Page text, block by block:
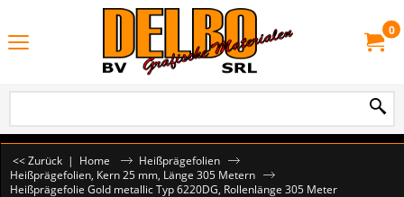
0
<< Zurück | Home
Heißprägefolien
Heißprägefolien, Kern 25 mm, Länge 305 Metern
Heißprägefolie Gold metallic Typ 6220DG, Rollenlänge 305 Meter